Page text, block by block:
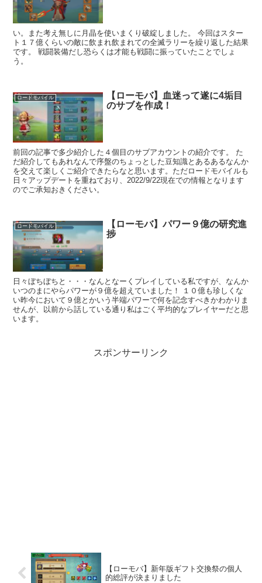
い。また考え無しに月晶を使いまくり破綻しました。 今回はスター
ト１７億くらいの敵に飲まれ飲まれての全滅ラリーを繰り返した結果
です。 戦闘装備だし恐らくは才能も戦闘に振っていたことでしょ
う。
ロードモバイル
【ローモバ】血迷って遂に4垢目
のサブを作成！
前回の記事で多少紹介した４個目のサブアカウントの紹介です。 た
だ紹介してもあれなんで序盤のちょっとした豆知識とあるあるなんか
を交えて楽しくご紹介できたらなと思います。ただロードモバイルも
日々アップデートを重ねており、2022/9/22現在での情報となります
のでご承知おきください。
ロードモバイル
【ローモバ】パワー９億の研究進
捗
日々ぼちぼちと・・・なんとなーくプレイしている私ですが、なんか
いつのまにやらパワーが９億を超えていました！ １０億も珍しくな
い昨今において９億とかいう半端パワーで何を記念すべきかわかりま
せんが、以前から話している通り私はごく平均的なプレイヤーだと思
います。
スポンサーリンク
【ローモバ】新年版ギフト交換祭の個人
的総評が決まりました